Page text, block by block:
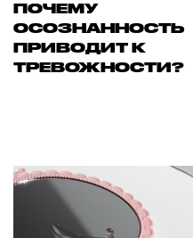
ПОЧЕМУ
ОСОЗНАННОСТЬ
ПРИВОДИТ К
ТРЕВОЖНОСТИ?